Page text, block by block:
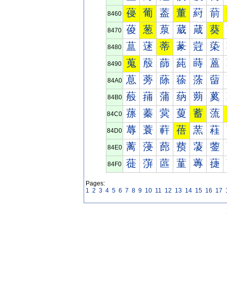
8460 葠 葡 葢 董 葤 葥
8470 葰 葱 葲 葳 葴 葵
8480 蒀 蒁 蒂 蒃 蒄 蒅
8490 蒐 蒑 蒒 蒓 蒔 蒕
84A0 蒠 蒡 蒢 蒣 蒤 蒥
84B0 蒰 蒱 蒲 蒳 蒴 蒵
84C0 蓀 蓁 蓂 蓃 蓄 蓅
84D0 蓐 蓑 蓒 蓓 蓔 蓕
84E0 蓠 蓡 蓢 蓣 蓤 蓥
84F0 蓰 蓱 蓲 蓳 蓴 蓵
Pages:
1 2 3 4 5 6 7 8 9 10 11 12 13 14 15 16 17